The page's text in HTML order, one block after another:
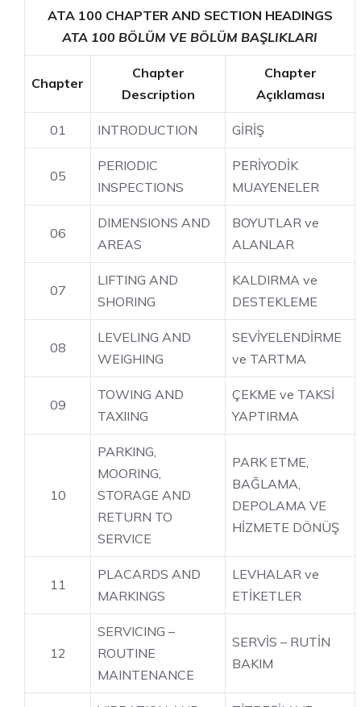
ATA 100 CHAPTER AND SECTION HEADINGS
ATA 100 BÖLÜM VE BÖLÜM BAŞLIKLARI
Chapter
Chapter
Description
Chapter
Açıklaması
01 INTRODUCTION GİRİŞ
05
PERIODIC
INSPECTIONS
PERİYODİK
MUAYENELER
06
DIMENSIONS AND
AREAS
BOYUTLAR ve
ALANLAR
07
LIFTING AND
SHORING
KALDIRMA ve
DESTEKLEME
08
LEVELING AND
WEIGHING
SEVİYELENDİRME
ve TARTMA
09
TOWING AND
TAXIING
ÇEKME ve TAKSİ
YAPTIRMA
10
PARKING,
MOORING,
STORAGE AND
RETURN TO
SERVICE
PARK ETME,
BAĞLAMA,
DEPOLAMA VE
HİZMETE DÖNÜŞ
11
PLACARDS AND
MARKINGS
LEVHALAR ve
ETİKETLER
12
SERVICING –
ROUTINE
MAINTENANCE
SERVİS – RUTİN
BAKIM